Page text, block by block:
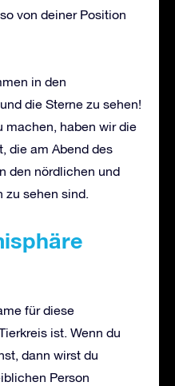
von deiner Position
in den
die Sterne zu sehen!
machen, haben wir die
die am Abend des
den nördlichen und
zu sehen sind.
für diese
ist. Wenn du
dann wirst du
Person